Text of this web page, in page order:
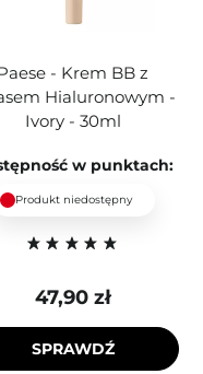
- Krem BB z
Hialuronowym -
Ivory - 30ml
w punktach:
Produkt niedostępny
47,90 zł
SPRAWDŹ